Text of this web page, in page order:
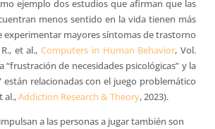
ejemplo dos estudios que afirman que las
menos sentido en la vida tienen más
experimentar mayores síntomas de trastorno
et al.,Computers in Human Behavior, Vol.
“frustración de necesidades psicológicas” y la
están relacionadas con el juego problemático
al.,Addiction Research & Theory, 2023).
a las personas a jugar también son